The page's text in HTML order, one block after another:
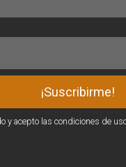
y acepto las condiciones de